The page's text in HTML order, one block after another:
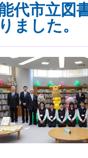
代市立図
りました。